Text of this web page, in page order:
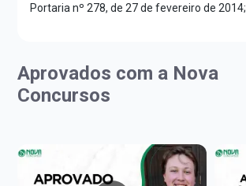
Portaria nº 278, de 27 de fevereiro de 2014;
Aprovados com a Nova
Concursos